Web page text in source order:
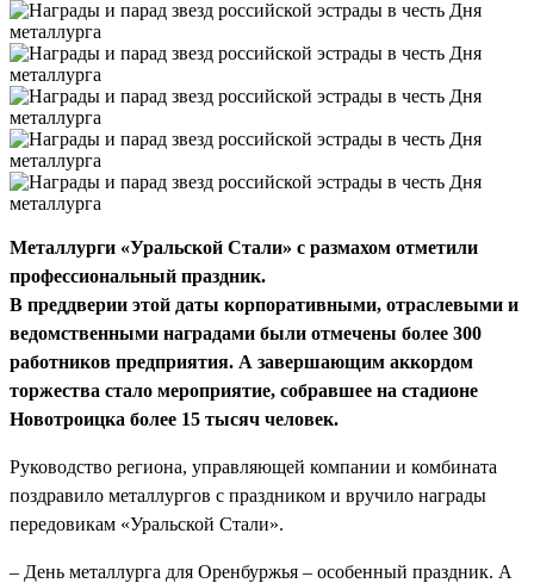
Металлурги «Уральской Стали» с размахом отметили
профессиональный праздник.
В преддверии этой даты корпоративными, отраслевыми и
ведомственными наградами были отмечены более 300
работников предприятия. А завершающим аккордом
торжества стало мероприятие, собравшее на стадионе
Новотроицка более 15 тысяч человек.
Руководство региона, управляющей компании и комбината
поздравило металлургов с праздником и вручило награды
передовикам «Уральской Стали».
– День металлурга для Оренбуржья – особенный праздник. А